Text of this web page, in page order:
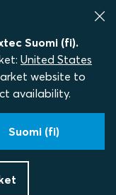
Suomi (fi).
United States
website to
availability.
Suomi (fi)